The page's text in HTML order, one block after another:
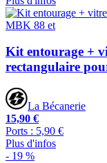
Kit entourage +
rectangulaire
La Bécanerie
15,90 €
Ports : 5,90 €
Plus d'infos
- 19 %